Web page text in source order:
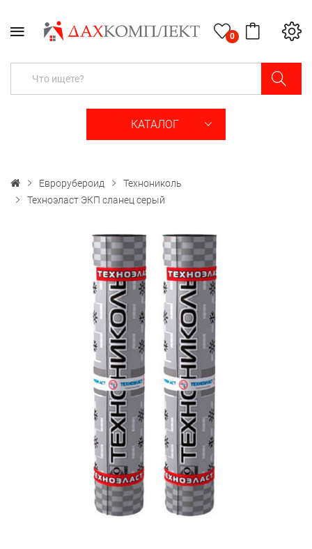
0
КАТАЛОГ
Еврорубероид
Технониколь
Техноэласт ЭКП сланец серый